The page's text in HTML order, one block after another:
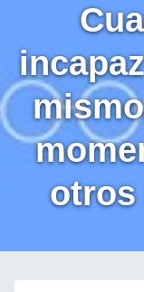
otros